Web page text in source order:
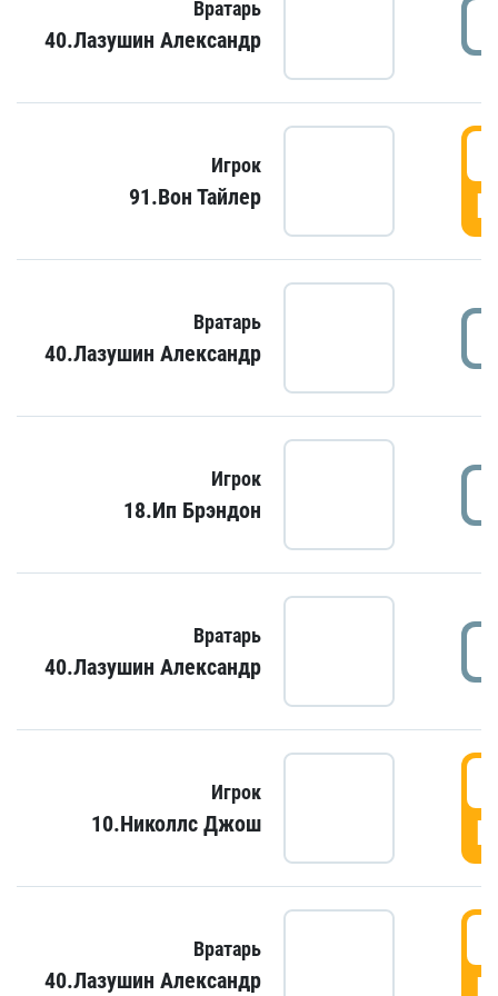
Вратарь
40.Лазушин Александр
Игрок
91.Вон Тайлер
Вратарь
40.Лазушин Александр
Игрок
18.Ип Брэндон
Вратарь
40.Лазушин Александр
Игрок
10.Николлс Джош
Вратарь
40.Лазушин Александр